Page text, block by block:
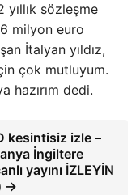
sözleşme
milyon euro
İtalyan yıldız,
çok mutluyum.
hazırım dedi.
kesintisiz izle –
İngiltere
yayını İZLEYİN
→